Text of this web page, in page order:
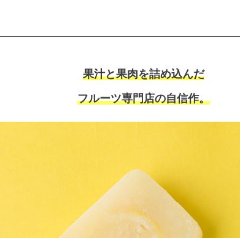
果汁と果肉を詰め込んだ
フルーツ専門店の自信作。